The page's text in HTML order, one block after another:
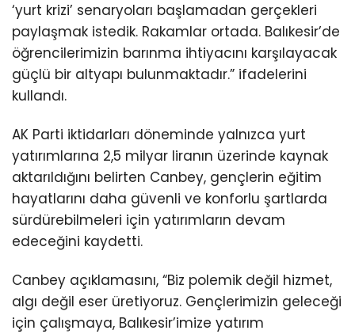
‘yurt krizi’ senaryoları başlamadan gerçekleri
paylaşmak istedik. Rakamlar ortada. Balıkesir’de
öğrencilerimizin barınma ihtiyacını karşılayacak
güçlü bir altyapı bulunmaktadır.” ifadelerini
kullandı.
AK Parti iktidarları döneminde yalnızca yurt
yatırımlarına 2,5 milyar liranın üzerinde kaynak
aktarıldığını belirten Canbey, gençlerin eğitim
hayatlarını daha güvenli ve konforlu şartlarda
sürdürebilmeleri için yatırımların devam
edeceğini kaydetti.
Canbey açıklamasını, “Biz polemik değil hizmet,
algı değil eser üretiyoruz. Gençlerimizin geleceği
için çalışmaya, Balıkesir’imize yatırım